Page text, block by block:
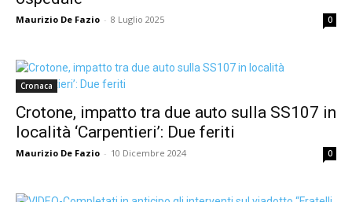
Maurizio De Fazio - 8 Luglio 2025 0
Cronaca
Crotone, impatto tra due auto sulla SS107 in
località ‘Carpentieri’: Due feriti
Maurizio De Fazio - 10 Dicembre 2024 0